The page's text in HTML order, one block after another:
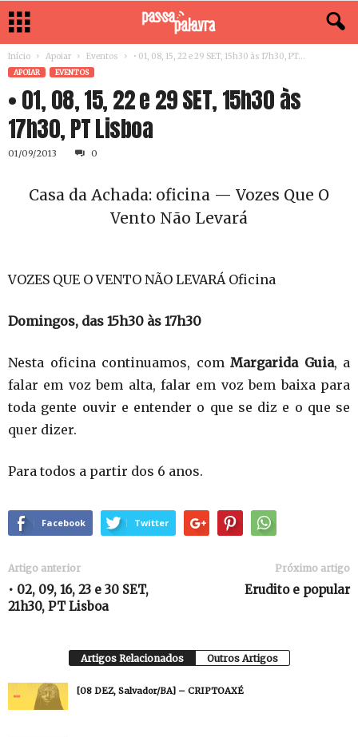
Início Apoiar Eventos • 01, 08, 15, 22 e 29 SET, 15h30 às 17h30, PT...
APOIAR EVENTOS
• 01, 08, 15, 22 e 29 SET, 15h30 às
17h30, PT Lisboa
01/09/2013 0
Casa da Achada: oficina — Vozes Que O
Vento Não Levará
VOZES QUE O VENTO NÃO LEVARÁ Oficina
Domingos, das 15h30 às 17h30
Nesta oficina continuamos, com Margarida Guia, a
falar em voz bem alta, falar em voz bem baixa para
toda gente ouvir e entender o que se diz e o que se
quer dizer.
Para todos a partir dos 6 anos.
Facebook Twitter
Artigo anterior
• 02, 09, 16, 23 e 30 SET,
21h30, PT Lisboa
Próximo artigo
Erudito e popular
Artigos Relacionados Outros Artigos
[08 DEZ, Salvador/BA] – CRIPTOAXÉ